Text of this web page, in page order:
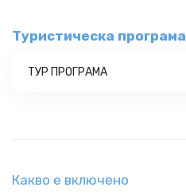
Туристическа програма
ТУР ПРОГРАМА
Какво е включено